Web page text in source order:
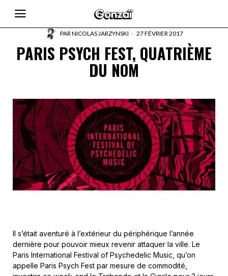
PARNICOLAS JARZYNSKI 27 FÉVRIER 2017
PARIS PSYCH FEST, QUATRIÈME
DU NOM
Il s’était aventuré à l’extérieur du périphérique l’année
dernière pour pouvoir mieux revenir attaquer la ville. Le
Paris International Festival of Psychedelic Music, qu’on
appelle Paris Psych Fest par mesure de commodité,